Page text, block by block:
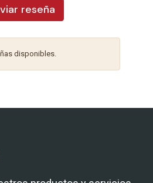
reseña
disponibles.